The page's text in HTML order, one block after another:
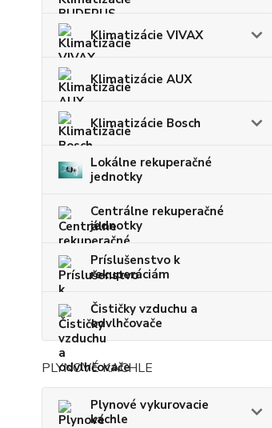
Klimatizácie VIVAX
Klimatizácie AUX
Klimatizácie Bosch
Lokálne rekuperačné
jednotky
Centrálne rekuperačné
jednotky
Príslušenstvo k
rekuperáciám
Čističky vzduchu a
odvlhčovače
PLYNOVÉ KACHLE
Plynové vykurovacie
kachle